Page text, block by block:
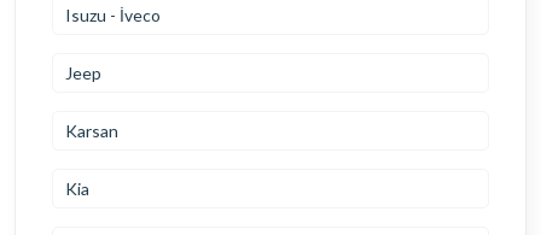
Isuzu - İveco
Jeep
Karsan
Kia